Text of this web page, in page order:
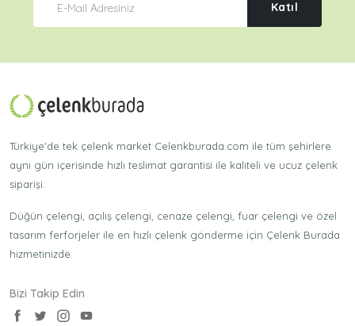
Katıl
Türkiye'de tek çelenk market Celenkburada.com ile tüm şehirlere
aynı gün içerisinde hızlı teslimat garantisi ile kaliteli ve ucuz çelenk
siparişi.
Düğün çelengi, açılış çelengi, cenaze çelengi, fuar çelengi ve özel
tasarım ferforjeler ile en hızlı çelenk gönderme için Çelenk Burada
hizmetinizde.
Bizi Takip Edin